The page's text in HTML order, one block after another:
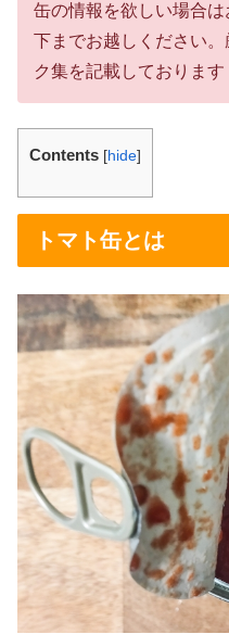
缶の情報を欲しい場合
下までお越しください
ク集を記載しております
Contents [hide]
トマト缶とは